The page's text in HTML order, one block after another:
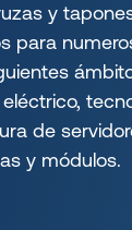
y
para
de
y módulos.